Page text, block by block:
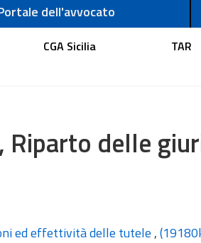
dell'avvocato
CGA Sicilia TAR
Riparto delle
ed effettività delle tutele ,